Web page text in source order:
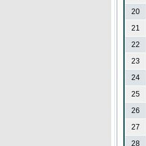
20
21
22
23
24
25
26
27
28